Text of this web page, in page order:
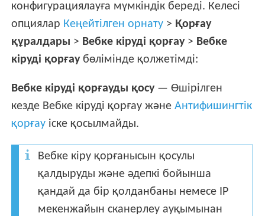
конфигурациялауға мүмкіндік береді. Келесі
опциялар Кеңейтілген орнату > Қорғау
құралдары > Вебке кіруді қорғау> Вебке
кіруді қорғаубөлімінде қолжетімді:
Вебке кіруді қорғауды қосу— Өшірілген
кезде Вебке кіруді қорғау жәнеАнтифишингтік
қорғау іске қосылмайды.
Вебке кіру қорғанысын қосулы
қалдыруды және әдепкі бойынша
қандай да бір қолданбаны немесе IP
мекенжайын сканерлеу ауқымынан